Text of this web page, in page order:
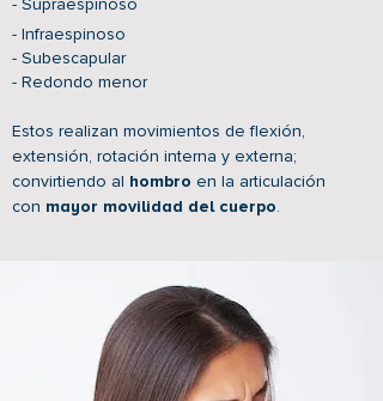
- Supraespinoso
- Infraespinoso
- Subescapular
- Redondo menor
Estos realizan movimientos de flexión,
extensión, rotación interna y externa;
convirtiendo al hombro en la articulación
con mayor movilidad del cuerpo.